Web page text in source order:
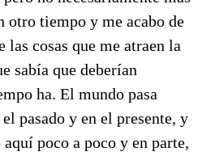
otro tiempo y me acabo de
las cosas que me atraen la
sabía que deberían
ha. El mundo pasa
pasado y en el presente, y
poco a poco y en parte,